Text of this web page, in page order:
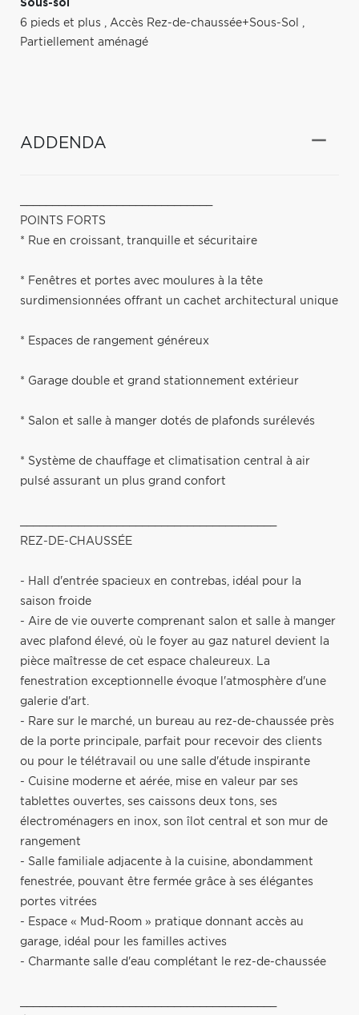
Sous-sol
6 pieds et plus , Accès Rez-de-chaussée+Sous-Sol ,
Partiellement aménagé
ADDENDA
POINTS FORTS
* Rue en croissant, tranquille et sécuritaire
* Fenêtres et portes avec moulures à la tête
surdimensionnées offrant un cachet architectural unique
* Espaces de rangement généreux
* Garage double et grand stationnement extérieur
* Salon et salle à manger dotés de plafonds surélevés
* Système de chauffage et climatisation central à air
pulsé assurant un plus grand confort
REZ-DE-CHAUSSÉE
- Hall d'entrée spacieux en contrebas, idéal pour la
saison froide
- Aire de vie ouverte comprenant salon et salle à manger
avec plafond élevé, où le foyer au gaz naturel devient la
pièce maîtresse de cet espace chaleureux. La
fenestration exceptionnelle évoque l'atmosphère d'une
galerie d'art.
- Rare sur le marché, un bureau au rez-de-chaussée près
de la porte principale, parfait pour recevoir des clients
ou pour le télétravail ou une salle d'étude inspirante
- Cuisine moderne et aérée, mise en valeur par ses
tablettes ouvertes, ses caissons deux tons, ses
électroménagers en inox, son îlot central et son mur de
rangement
- Salle familiale adjacente à la cuisine, abondamment
fenestrée, pouvant être fermée grâce à ses élégantes
portes vitrées
- Espace « Mud-Room » pratique donnant accès au
garage, idéal pour les familles actives
- Charmante salle d'eau complétant le rez-de-chaussée